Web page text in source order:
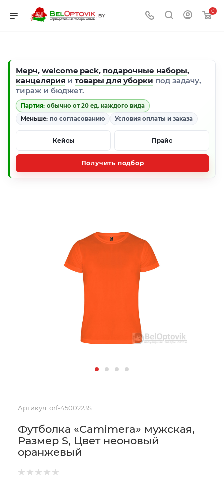
0
Мерч, welcome pack, подарочные наборы,
канцелярия и товары для уборки под задачу,
тираж и бюджет.
Партия: обычно от 20 ед. каждого вида
Меньше: по согласованию Условия оплаты и заказа
Кейсы Прайс
Получить подбор
Артикул: orf-4500223S
Футболка «Camimera» мужская,
Размер S, Цвет неоновый
оранжевый